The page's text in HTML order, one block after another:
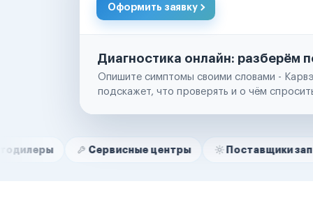
Оформить заявку
Диагностика онлайн: разберём
Опишите симптомы своими словами -
подскажет, что проверять и о чём
Нам доверяют
Сервисные центры Поставщики запчастей
Маркетплейсы